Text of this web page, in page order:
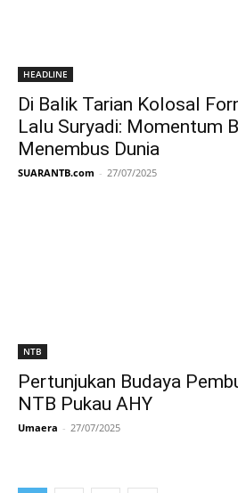
HEADLINE
Di Balik Tarian Kolosal
Lalu Suryadi: Momentum
Menembus Dunia
SUARANTB.com - 27/07/2025
NTB
Pertunjukan Budaya
NTB Pukau AHY
Umaera - 27/07/2025